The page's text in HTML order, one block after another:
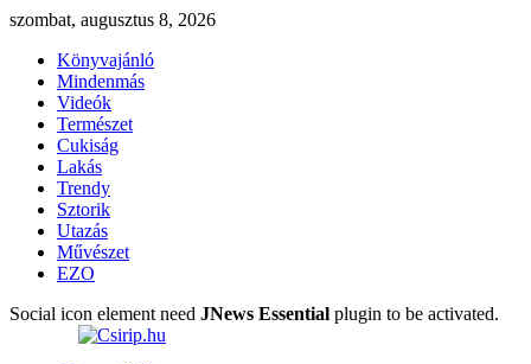
szombat, augusztus 8, 2026
Könyvajánló
Mindenmás
Videók
Természet
Cukiság
Lakás
Trendy
Sztorik
Utazás
Művészet
EZO
Social icon element need JNews Essential plugin to be activated.